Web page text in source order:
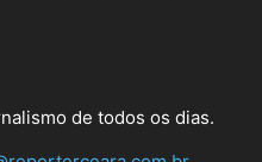
de todos os dias.